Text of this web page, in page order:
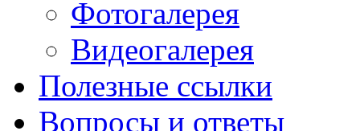
Фотогалерея
Видеогалерея
Полезные ссылки
Вопросы и ответы